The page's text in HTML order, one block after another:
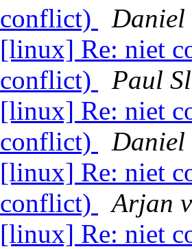
conflict)
Daniel
[linux] Re: niet
conflict)
Paul
[linux] Re: niet
conflict)
Daniel
[linux] Re: niet
conflict)
Arjan
[linux] Re: niet